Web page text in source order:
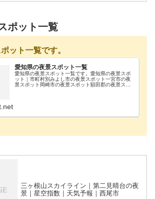
ポット一覧
ット一覧です。
愛知県の夜景スポット一覧
愛知県の夜景スポット一覧です。愛知県の夜景スポ
ット｜市町村別みよし市の夜景スポット一宮市の夜
景スポット岡崎市の夜景スポット額田郡の夜景スポ
三ヶ根山スカイライン｜第二見晴台の夜
景｜星空指数｜天気予報｜西尾市